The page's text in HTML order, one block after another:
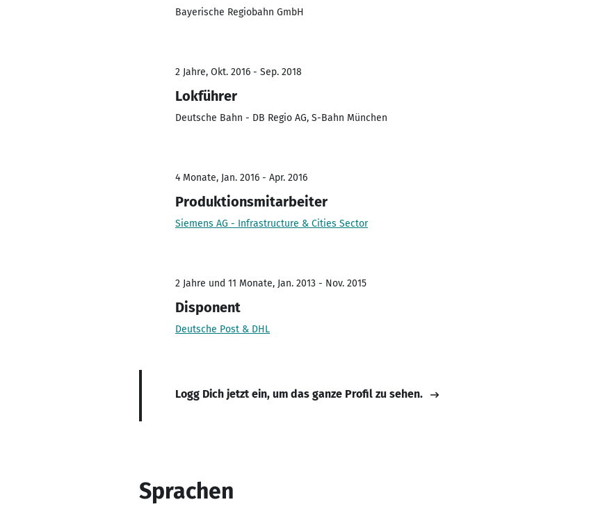
Bayerische Regiobahn GmbH
2 Jahre, Okt. 2016 - Sep. 2018
Lokführer
Deutsche Bahn - DB Regio AG, S-Bahn München
4 Monate, Jan. 2016 - Apr. 2016
Produktionsmitarbeiter
Siemens AG - Infrastructure & Cities Sector
2 Jahre und 11 Monate, Jan. 2013 - Nov. 2015
Disponent
Deutsche Post & DHL
Logg Dich jetzt ein, um das ganze Profil zu sehen.
Sprachen